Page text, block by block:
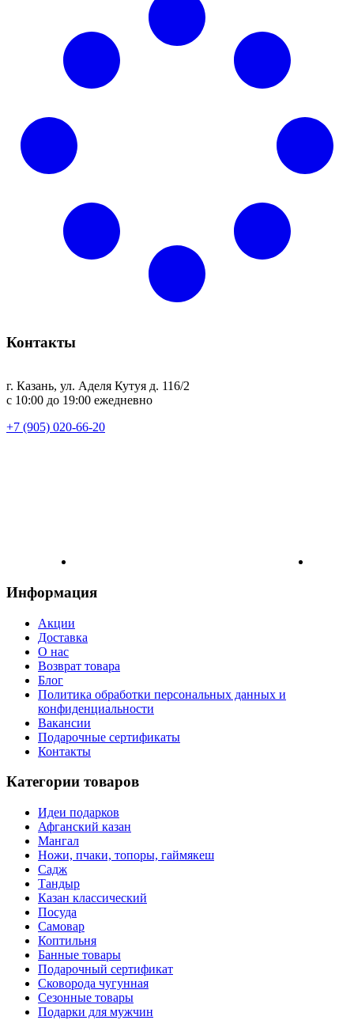
Контакты
г. Казань, ул. Аделя Кутуя д. 116/2
с 10:00 до 19:00 ежедневно
+7 (905) 020-66-20
Информация
Акции
Доставка
О нас
Возврат товара
Блог
Политика обработки персональных данных и
конфиденциальности
Вакансии
Подарочные сертификаты
Контакты
Категории товаров
Идеи подарков
Афганский казан
Мангал
Ножи, пчаки, топоры, гаймякеш
Садж
Тандыр
Казан классический
Посуда
Самовар
Коптильня
Банные товары
Подарочный сертификат
Сковорода чугунная
Сезонные товары
Подарки для мужчин